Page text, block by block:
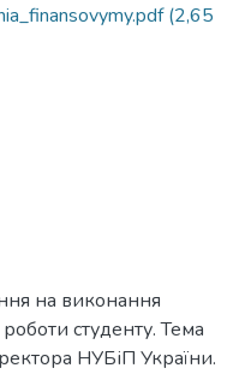
(2,65
на виконання
роботи студенту. Тема
НУБіП України.